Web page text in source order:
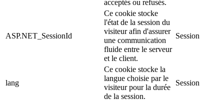
acceptés ou refusés.
ASP.NET_SessionId
Ce cookie stocke
l'état de la session du
visiteur afin d'assurer
une communication
fluide entre le serveur
et le client.
Session
lang
Ce cookie stocke la
langue choisie par le
visiteur pour la durée
de la session.
Session